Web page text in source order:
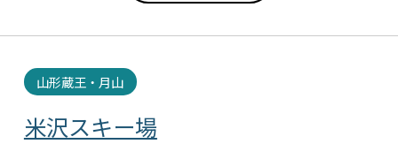
米沢スキー場
山形蔵王・月山